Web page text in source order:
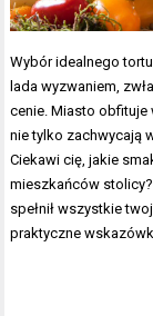
Wybór idealnego
lada wyzwaniem,
cenie. Miasto obfituje
nie tylko zachwycają
Ciekawi cię, jakie
mieszkańców
spełnił wszystkie
praktyczne